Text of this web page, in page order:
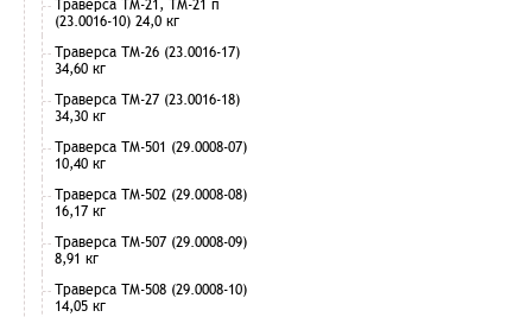
Траверса ТМ-21, ТМ-21 п
(23.0016-10) 24,0 кг
Траверса ТМ-26 (23.0016-17)
34,60 кг
Траверса ТМ-27 (23.0016-18)
34,30 кг
Траверса ТМ-501 (29.0008-07)
10,40 кг
Траверса ТМ-502 (29.0008-08)
16,17 кг
Траверса ТМ-507 (29.0008-09)
8,91 кг
Траверса ТМ-508 (29.0008-10)
14,05 кг